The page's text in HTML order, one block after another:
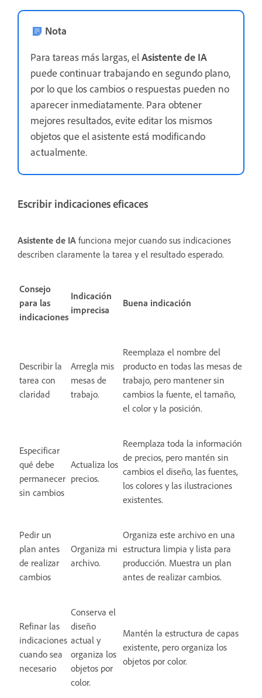
Nota
Para tareas más largas, elAsistente de IA
puede continuar trabajando en segundo plano,
por lo que los cambios o respuestas pueden no
aparecer inmediatamente. Para obtener
mejores resultados, evite editar los mismos
objetos que el asistente está modificando
actualmente.
Escribir indicaciones eficaces
Asistente de IA funciona mejor cuando sus indicaciones
describen claramente la tarea y el resultado esperado.
Consejo
para las
indicaciones
Indicación
imprecisa
Buena indicación
Describir la
tarea con
claridad
Arregla mis
mesas de
trabajo.
Reemplaza el nombre del
producto en todas las mesas de
trabajo, pero mantener sin
cambios la fuente, el tamaño,
el color y la posición.
Especificar
qué debe
permanecer
sin cambios
Actualiza los
precios.
Reemplaza toda la información
de precios, pero mantén sin
cambios el diseño, las fuentes,
los colores y las ilustraciones
existentes.
Pedir un
plan antes
de realizar
cambios
Organiza mi
archivo.
Organiza este archivo en una
estructura limpia y lista para
producción. Muestra un plan
antes de realizar cambios.
Refinar las
indicaciones
cuando sea
necesario
Conserva el
diseño
actual y
organiza los
objetos por
color.
Mantén la estructura de capas
existente, pero organiza los
objetos por color.